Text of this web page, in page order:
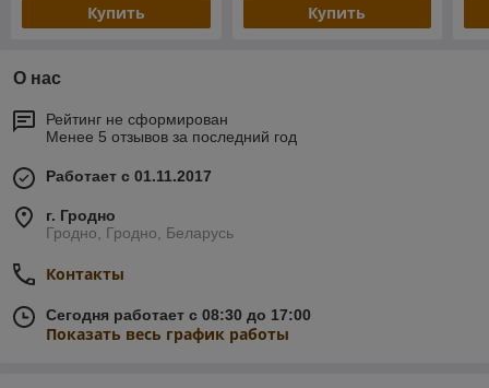
Купить Купить
О нас
Рейтинг не сформирован
Менее 5 отзывов за последний год
Работает с 01.11.2017
г. Гродно
Гродно, Гродно, Беларусь
Контакты
Сегодня работает с 08:30 до 17:00
Показать весь график работы